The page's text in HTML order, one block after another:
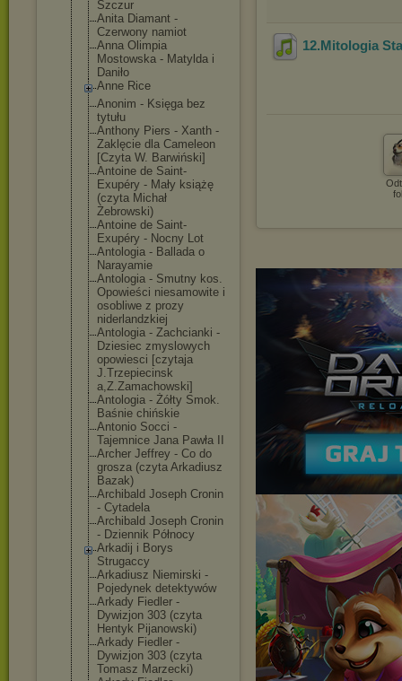
Szczur
Anita Diamant -
Czerwony namiot
Anna Olimpia
Mostowska - Matylda i
Daniło
Anne Rice
Anonim - Księga bez
tytułu
Anthony Piers - Xanth -
Zaklęcie dla Cameleon
[Czyta W. Barwiński]
Antoine de Saint-
Exupéry - Mały książę
(czyta Michał
Żebrowski)
Antoine de Saint-
Exupéry - Nocny Lot
Antologia - Ballada o
Narayamie
Antologia - Smutny kos.
Opowieści niesamowite i
osobliwe z prozy
niderlandzkiej
Antologia - Zachcianki -
Dziesiec zmyslowych
opowiesci [czytaja
J.Trzepiecinsk
a,Z.Zamachowski]
Antologia - Żółty Smok.
Baśnie chińskie
Antonio Socci -
Tajemnice Jana Pawła II
Archer Jeffrey - Co do
grosza (czyta Arkadiusz
Bazak)
Archibald Joseph Cronin
- Cytadela
Archibald Joseph Cronin
- Dziennik Północy
Arkadij i Borys
Strugaccy
Arkadiusz Niemirski -
Pojedynek detektywów
Arkady Fiedler -
Dywizjon 303 (czyta
Hentyk Pijanowski)
Arkady Fiedler -
Dywizjon 303 (czyta
Tomasz Marzecki)
12.Mitologia